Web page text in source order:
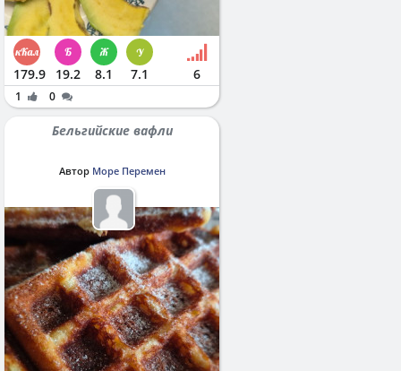
179.9 19.2 8.1 7.1 6
1 0
Бельгийские вафли
Автор Море Перемен